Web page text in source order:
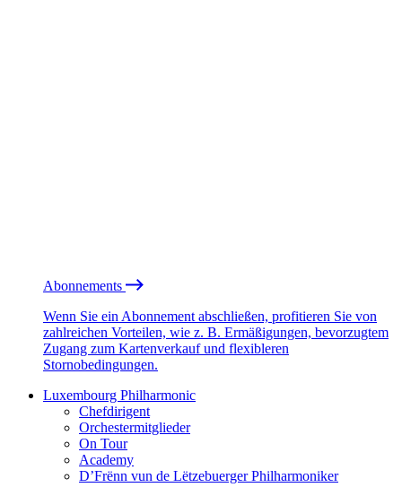
Abonnements
Wenn Sie ein Abonnement abschließen, profitieren Sie von
zahlreichen Vorteilen, wie z. B. Ermäßigungen, bevorzugtem
Zugang zum Kartenverkauf und flexibleren
Stornobedingungen.
Luxembourg Philharmonic
Chefdirigent
Orchestermitglieder
On Tour
Academy
D’Frënn vun de Lëtzebuerger Philharmoniker